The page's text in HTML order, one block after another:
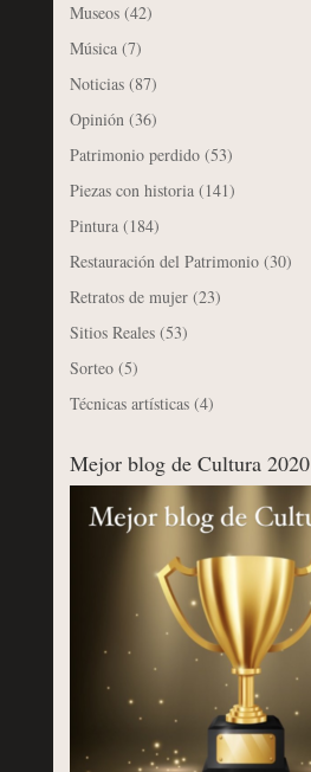
Museos(42)
Música(7)
Noticias(87)
Opinión(36)
Patrimonio perdido(53)
Piezas con historia(141)
Pintura(184)
Restauración del Patrimonio(30)
Retratos de mujer(23)
Sitios Reales(53)
Sorteo(5)
Técnicas artísticas(4)
Mejor blog de Cultura 2020